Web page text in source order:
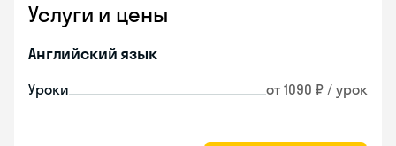
Услуги и цены
Английский язык
Уроки от 1090 ₽ / урок